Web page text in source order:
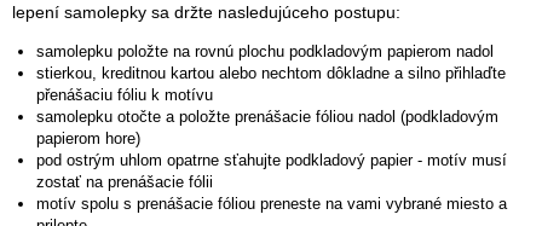
lepení samolepky sa držte nasledujúceho postupu:
samolepku položte na rovnú plochu podkladovým papierom nadol
stierkou, kreditnou kartou alebo nechtom dôkladne a silno přihlaďte
přenášaciu fóliu k motívu
samolepku otočte a položte prenášacie fóliou nadol (podkladovým
papierom hore)
pod ostrým uhlom opatrne sťahujte podkladový papier - motív musí
zostať na prenášacie fólii
motív spolu s prenášacie fóliou preneste na vami vybrané miesto a